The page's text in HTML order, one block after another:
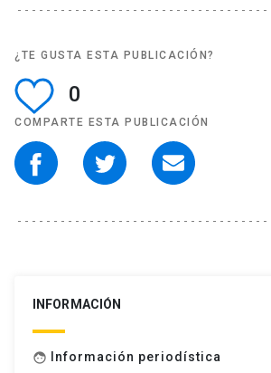
¿TE GUSTA ESTA PUBLICACIÓN?
0
COMPARTE ESTA PUBLICACIÓN
INFORMACIÓN
face Información periodística